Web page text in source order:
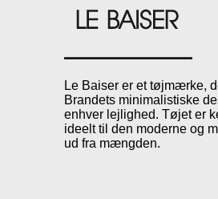
Le Baiser er et tøjmærke,
Brandets minimalistiske
enhver lejlighed. Tøjet er
ideelt til den moderne og
ud fra mængden.